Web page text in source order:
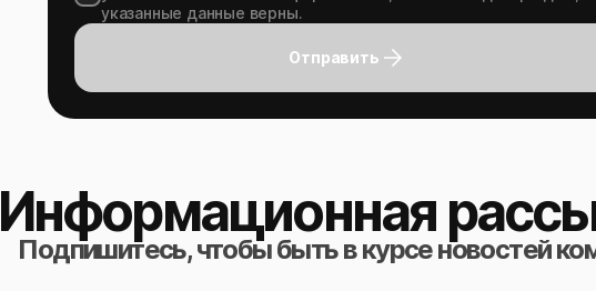
указанные данные верны.
Отправить
Информационная
Подпишитесь, чтобы быть в курсе новостей